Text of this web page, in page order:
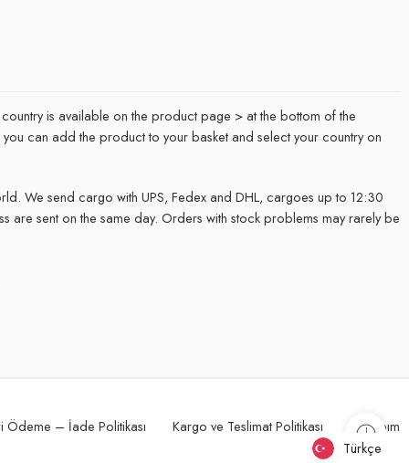
is available on the product page > at the bottom of the
can add the product to your basket and select your country on
We send cargo with UPS, Fedex and DHL, cargoes up to 12:30
are sent on the same day. Orders with stock problems may rarely be
Ödeme – İade Politikası Kargo ve Teslimat Politikası
Hesabım
Türkçe
Türkçe